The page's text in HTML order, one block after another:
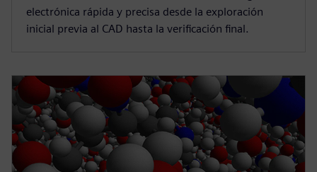
electrónica rápida y precisa desde la exploración
inicial previa al CAD hasta la verificación final.